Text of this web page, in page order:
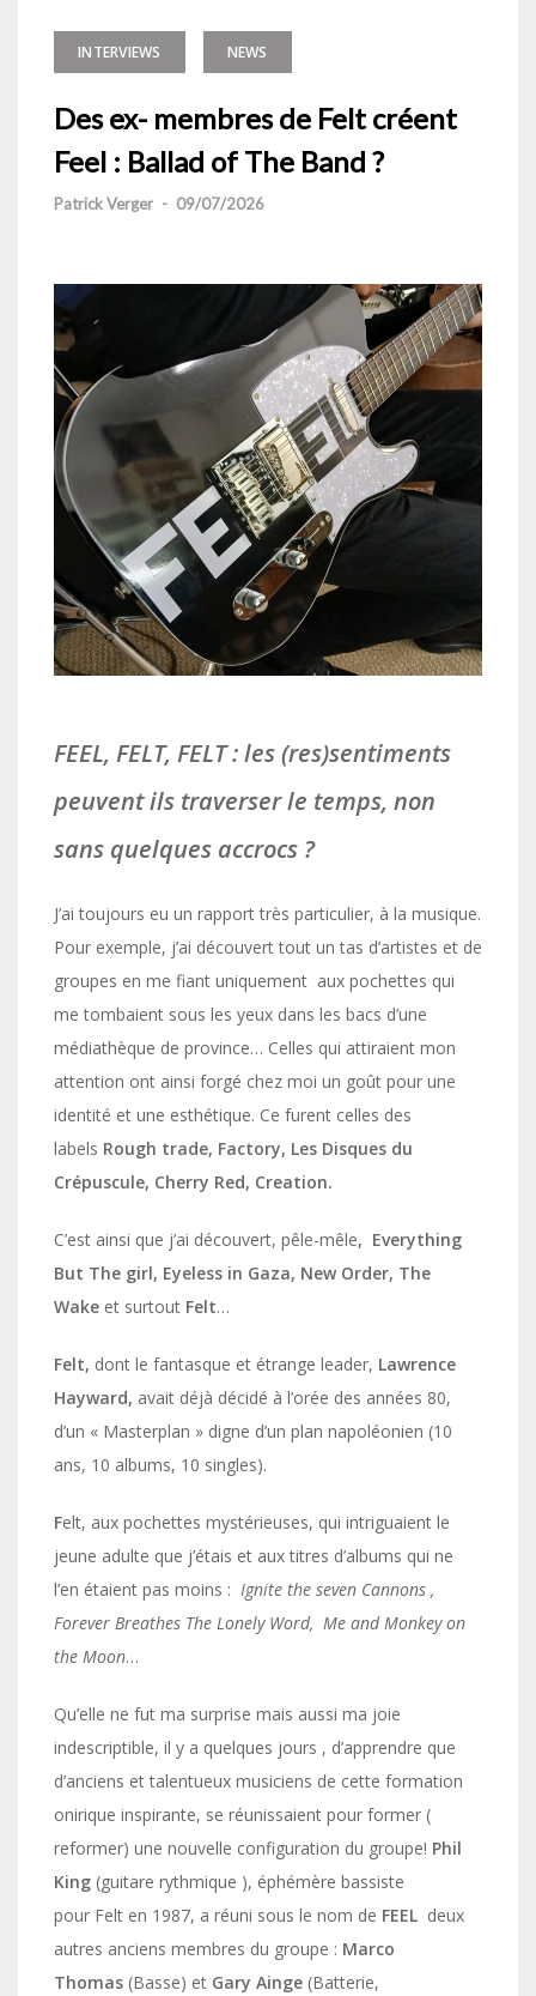
INTERVIEWS NEWS
Des ex- membres de Felt créent
Feel : Ballad of The Band ?
Patrick Verger - 09/07/2026
FEEL, FELT, FELT : les (res)sentiments
peuvent ils traverser le temps, non
sans quelques accrocs ?
J’ai toujours eu un rapport très particulier, à la musique.
Pour exemple, j’ai découvert tout un tas d’artistes et de
groupes en me fiant uniquement aux pochettes qui
me tombaient sous les yeux dans les bacs d’une
médiathèque de province… Celles qui attiraient mon
attention ont ainsi forgé chez moi un goût pour une
identité et une esthétique. Ce furent celles des
labels Rough trade, Factory, Les Disques du
Crépuscule, Cherry Red, Creation.
C’est ainsi que j’ai découvert, pêle-mêle, Everything
But The girl, Eyeless in Gaza, New Order, The
Wake et surtout Felt…
Felt, dont le fantasque et étrange leader, Lawrence
Hayward, avait déjà décidé à l’orée des années 80,
d’un « Masterplan » digne d’un plan napoléonien (10
ans, 10 albums, 10 singles).
Felt, aux pochettes mystérieuses, qui intriguaient le
jeune adulte que j’étais et aux titres d’albums qui ne
l’en étaient pas moins : Ignite the seven Cannons ,
Forever Breathes The Lonely Word, Me and Monkey on
the Moon…
Qu’elle ne fut ma surprise mais aussi ma joie
indescriptible, il y a quelques jours , d’apprendre que
d’anciens et talentueux musiciens de cette formation
onirique inspirante, se réunissaient pour former (
reformer) une nouvelle configuration du groupe! Phil
King (guitare rythmique ), éphémère bassiste
pour Felt en 1987, a réuni sous le nom de FEEL deux
autres anciens membres du groupe : Marco
Thomas (Basse) et Gary Ainge (Batterie,